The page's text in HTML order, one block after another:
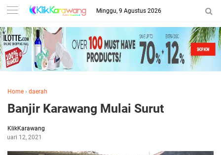
Minggu, 9 Agustus 2026
Home › daerah
Banjir Karawang Mulai Surut
KlikKarawang
12, 2021